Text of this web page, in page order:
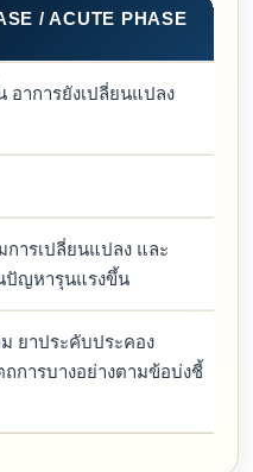
/ ACUTE PHASE
อาการยังเปลี่ยนแปลง
ารเปลี่ยนแปลง และ
ปัญหารุนแรงขึ้น
ยาประคับประคอง
การบางอย่างตามข้อบ่งชี้